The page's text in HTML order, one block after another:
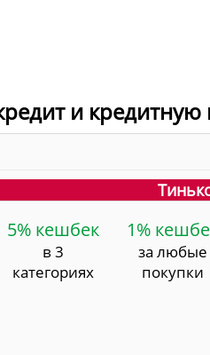
и
5% кешбек
в 3
категориях
1%
за любые
покупки